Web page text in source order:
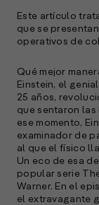
Este artículo
que se
operativos de
Qué mejor
Einstein, el
25 años,
que sentaron las
ese momento,
examinador de
al que el físico
Un eco de esa
popular serie
Warner. En el
el extravagante